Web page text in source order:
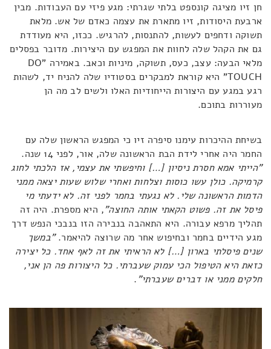
חן זיו מציגה קונספט בלתי שגרתי: מגע פיזי עם העבודות. מבין
ארבעת היסודות, זיו מתארת את עצמה כאדם של אש. מלאת
תשוקה ודחפים לעשות, להתנסות, להרגיש. ככזו, היא מעודדת
גם את הקהל שלה לחוות את המפגש עם היצירות. מדובר בפסלים
מלאי הבעה: עצב, כעס, תשוקה, מיניות וכאב. באמירה "DO
TOUCH" היא קוראת למבקרים בסטודיו שלה להניח יד, לשהות
רגע במגע עם היצורות הייחודיות האלו ולשים לב מה הן
מעוררות בתוכם.
בשיחת ההיכרות עימנו סיפרה זיו כי המפגש הראשון שלה עם
החמר היה אחרי לידת הבת הראשונה שלה, אור, לפני 14 שנה.
"הייתי אמא חסרת ניסיון […] וחיפשתי את עצמי, אז הלכתי לחוג
קרמיקה. כולן עשו כוסות וצלחות ואחרי שלוש שעות יצאה ממני
הדמות הראשונה שלי. לא נגעתי בחמר לפני זה. לא ידעתי מי
פיסל את זה. פשוט הקאתי אותה החוצה", היא מספרת. היה זה
תהליך מרפא עבורה. היא התאהבה בנבירה הזו בנבכי הנפש דרך
מגע הידיים בחמר ובחיפוש אחר מה שרוצה להיאמר."במשך
שנים פיסלתי בארון […] לא הראיתי את זה לאף אחד. כל יצירה
כזאת היא הטיפול הכי עמוק שעברתי. כל היצורות פה הן אני,
חלקים ממני או דברים שעברתי".